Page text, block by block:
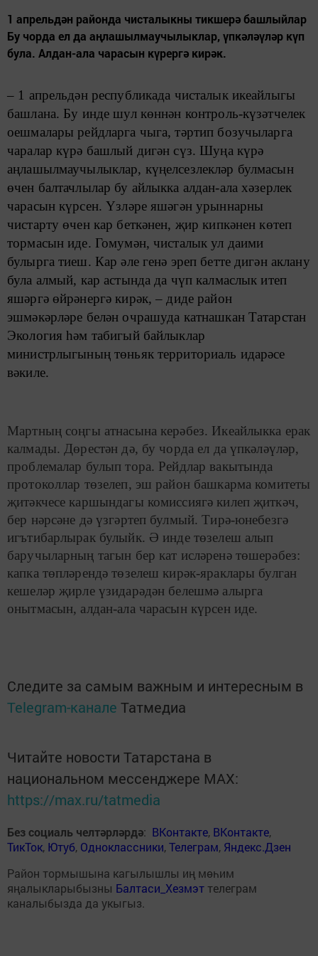
1 апрельдән районда чисталыкны тикшерә башлыйлар
Бу чорда ел да аңлашылмаучылыклар, үпкәләүләр күп
була. Алдан-ала чарасын күрергә кирәк.
– 1 апрельдән республикада чисталык икеайлыгы
башлана. Бу инде шул көннән контроль-күзәтчелек
оешмалары рейдларга чыга, тәртип бозучыларга
чаралар күрә башлый дигән сүз. Шуңа күрә
аңлашылмаучылыклар, күңелсезлекләр булмасын
өчен балтачлылар бу айлыкка алдан-ала хәзерлек
чарасын күрсен. Үзләре яшәгән урыннарны
чистарту өчен кар беткәнен, җир кипкәнен көтеп
тормасын иде. Гомумән, чисталык ул даими
булырга тиеш. Кар әле генә эреп бетте дигән аклану
була алмый, кар астында да чүп калмаслык итеп
яшәргә өйрәнергә кирәк, – диде район
эшмәкәрләре белән очрашуда катнашкан Татарстан
Экология һәм табигый байлыклар
министрлыгының төньяк территориаль идарәсе
вәкиле.
Мартның соңгы атнасына керәбез. Икеайлыкка ерак
калмады. Дөрестән дә, бу чорда ел да үпкәләүләр,
проблемалар булып тора. Рейдлар вакытында
протоколлар төзелеп, эш район башкарма комитеты
җитәкчесе каршындагы комиссиягә килеп җиткәч,
бер нәрсәне дә үзгәртеп булмый. Тирә-юнебезгә
игътибарлырак булыйк. Ә инде төзелеш алып
баручыларның тагын бер кат исләренә төшерәбез:
капка төпләрендә төзелеш кирәк-яраклары булган
кешеләр җирле үзидарәдән белешмә алырга
онытмасын, алдан-ала чарасын күрсен иде.
Следите за самым важным и интересным в
Telegram-канале Татмедиа
Читайте новости Татарстана в
национальном мессенджере MАХ:
https://max.ru/tatmedia
Без социаль челтәрләрдә: ВКонтакте, ВКонтакте,
ТикТок, Ютуб, Одноклассники,Телеграм, Яндекс.Дзен
Район тормышына кагылышлы иң мөһим
яңалыкларыбызны Балтаси_Хезмэт телеграм
каналыбызда да укыгыз.